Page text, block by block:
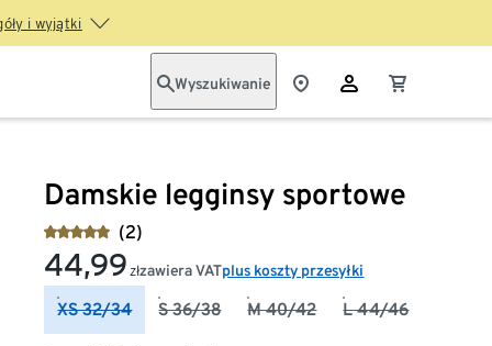
i wyjątki
Wyszukiwanie
Damskie legginsy sportowe
(2)
44,99 złzawiera VATplus koszty przesyłki
XS 32/34 S 36/38 M 40/42 L 44/46